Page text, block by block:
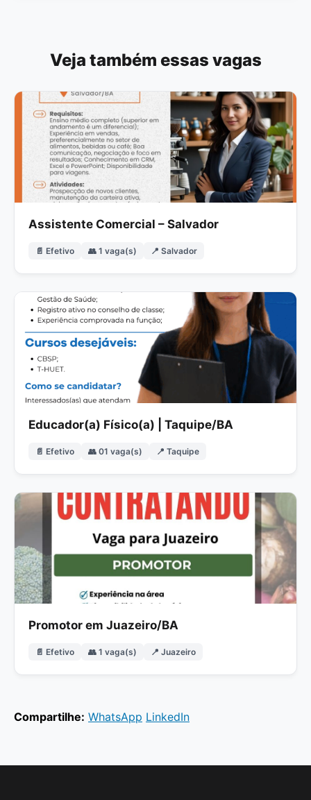
Veja também essas vagas
Assistente Comercial – Salvador
📄 Efetivo 👥 1 vaga(s) 📍 Salvador
Educador(a) Físico(a) | Taquipe/BA
📄 Efetivo 👥 01 vaga(s) 📍 Taquipe
Promotor em Juazeiro/BA
📄 Efetivo 👥 1 vaga(s) 📍 Juazeiro
Compartilhe: WhatsApp LinkedIn